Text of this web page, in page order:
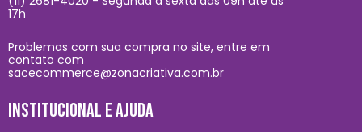
17h
Problemas com sua compra no site, entre em
contato com
sacecommerce@zonacriativa.com.br
INSTITUCIONAL E AJUDA